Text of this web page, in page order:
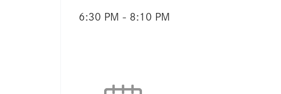
6:30 PM - 8:10 PM